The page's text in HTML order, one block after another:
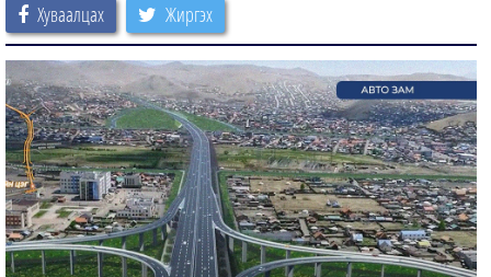
Хуваалцах Жиргэх